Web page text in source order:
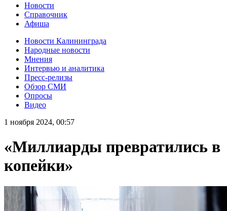
Новости
Справочник
Афиша
Новости Калининграда
Народные новости
Мнения
Интервью и аналитика
Пресс-релизы
Обзор СМИ
Опросы
Видео
1 ноября 2024, 00:57
«Миллиарды превратились в
копейки»